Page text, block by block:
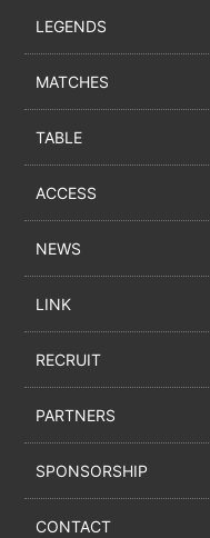
LEGENDS
MATCHES
TABLE
ACCESS
NEWS
LINK
RECRUIT
PARTNERS
SPONSORSHIP
CONTACT